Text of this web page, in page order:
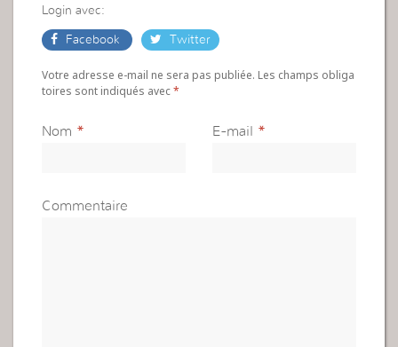
Login avec:
Facebook Twitter
Votre adresse e-mail ne sera pas publiée. Les champs obliga
toires sont indiqués avec*
Nom * E-mail *
Commentaire